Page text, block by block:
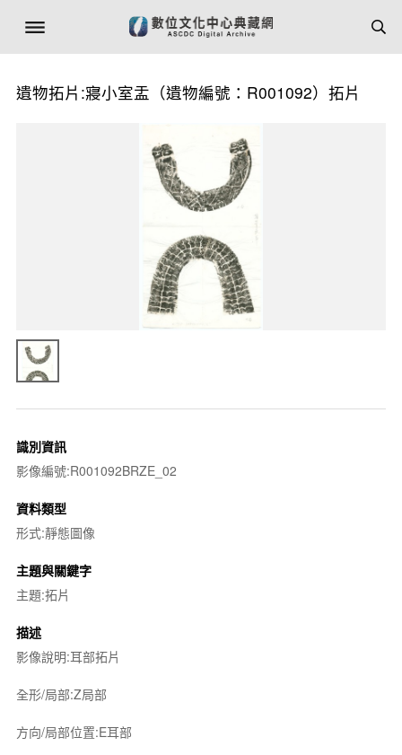
遺物拓片:寢小室盂（遺物編號：R001092）拓片
識別資訊
影像編號:R001092BRZE_02
資料類型
形式:靜態圖像
主題與關鍵字
主題:拓片
描述
影像說明:耳部拓片
全形/局部:Z局部
方向/局部位置:E耳部